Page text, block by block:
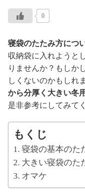
0
寝袋のたたみ方につ
収納袋に入れようと
りませんか？もしか
しくないのかもしれ
から分厚く大きい冬
是非参考にしてみて
もくじ
寝袋の基本のた
大きい寝袋のた
オマケ